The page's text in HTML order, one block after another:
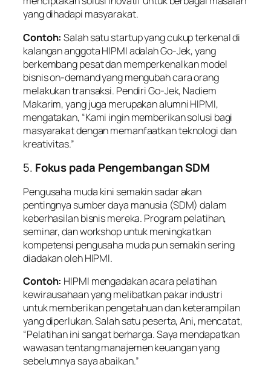
yang dihadapi masyarakat.
Contoh: Salah satu startup yang cukup terkenal di
kalangan anggota HIPMI adalah Go-Jek, yang
berkembang pesat dan memperkenalkan model
bisnis on-demand yang mengubah cara orang
melakukan transaksi. Pendiri Go-Jek, Nadiem
Makarim, yang juga merupakan alumni HIPMI,
mengatakan, “Kami ingin memberikan solusi bagi
masyarakat dengan memanfaatkan teknologi dan
kreativitas.”
5. Fokus pada Pengembangan SDM
Pengusaha muda kini semakin sadar akan
pentingnya sumber daya manusia (SDM) dalam
keberhasilan bisnis mereka. Program pelatihan,
seminar, dan workshop untuk meningkatkan
kompetensi pengusaha muda pun semakin sering
diadakan oleh HIPMI.
Contoh: HIPMI mengadakan acara pelatihan
kewirausahaan yang melibatkan pakar industri
untuk memberikan pengetahuan dan keterampilan
yang diperlukan. Salah satu peserta, Ani, mencatat,
“Pelatihan ini sangat berharga. Saya mendapatkan
wawasan tentang manajemen keuangan yang
sebelumnya saya abaikan.”